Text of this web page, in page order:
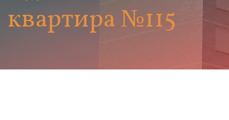
квартира №115